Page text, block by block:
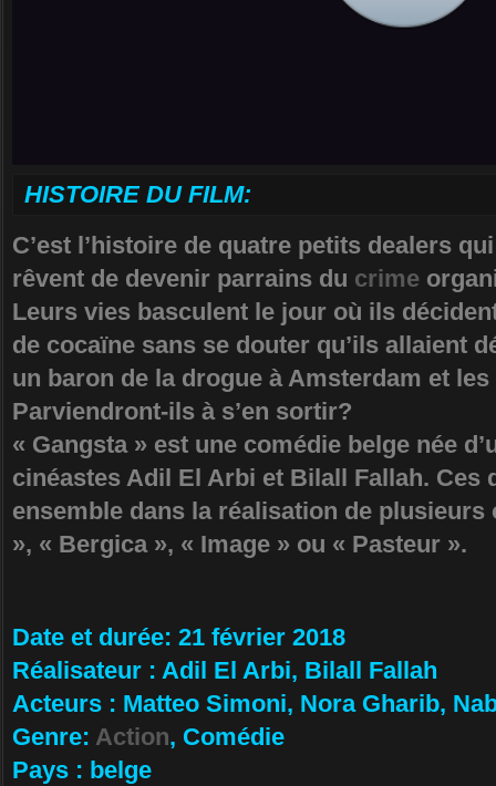
HISTOIRE DU FILM:
C’est l’histoire de quatre petits dealers qui
rêvent de devenir parrains du crime
Leurs vies basculent le jour où ils
de cocaïne sans se douter qu’ils allaient
un baron de la drogue à Amsterdam et
Parviendront-ils à s’en sortir?
« Gangsta » est une comédie belge née
cinéastes Adil El Arbi et Bilall Fallah. Ces
ensemble dans la réalisation de
», « Bergica », « Image » ou « Pasteur ».
Da­te et durée: 21 février 2018
Ré­alisateur : Adil El Arbi, Bilall Fallah
Ac­teurs : Matteo Simoni, Nora Gharib,
Ge­nre: Action, Comédie
Pa­ys : belge